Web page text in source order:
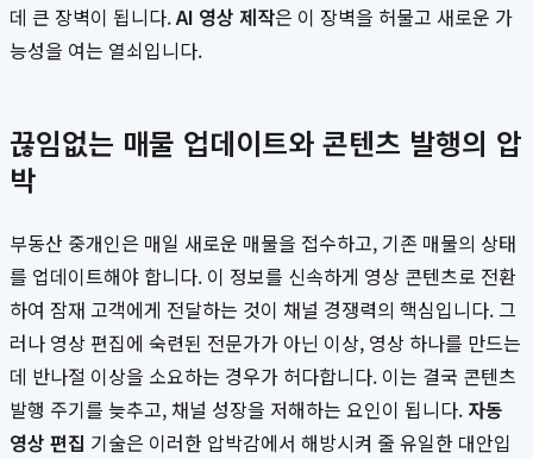
데 큰 장벽이 됩니다.AI 영상 제작은 이 장벽을 허물고 새로운 가
능성을 여는 열쇠입니다.
끊임없는 매물 업데이트와 콘텐츠 발행의 압
박
부동산 중개인은 매일 새로운 매물을 접수하고, 기존 매물의 상태
를 업데이트해야 합니다. 이 정보를 신속하게 영상 콘텐츠로 전환
하여 잠재 고객에게 전달하는 것이 채널 경쟁력의 핵심입니다. 그
러나 영상 편집에 숙련된 전문가가 아닌 이상, 영상 하나를 만드는
데 반나절 이상을 소요하는 경우가 허다합니다. 이는 결국 콘텐츠
발행 주기를 늦추고, 채널 성장을 저해하는 요인이 됩니다. 자동
영상 편집 기술은 이러한 압박감에서 해방시켜 줄 유일한 대안입